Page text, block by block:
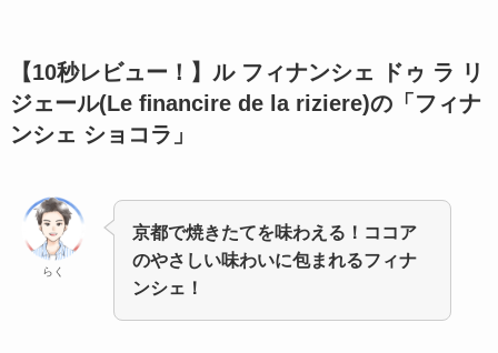
【10秒レビュー！】 ル フィナンシェ ドゥ ラ リ
ジェール(Le ﬁnancire de la riziere)の「フィナ
ンシェ ショコラ」
らく
京都で焼きたてを味わえる！ココア
のやさしい味わいに包まれるフィナ
ンシェ！